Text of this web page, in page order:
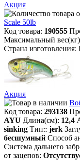
Акция
Scale 50lb
Код товара: 190555
Максимальный
Страна изготовления:
Акция
Код товара: 293138
AYU Длина(см): 12,4
sinking Тип:: jerk
бесшумный Способ
Система дальнего
от зацепов: